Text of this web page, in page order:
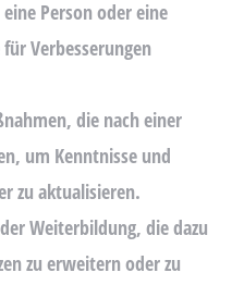
Person oder eine
Verbesserungen
die nach einer
um Kenntnisse und
zu aktualisieren.
Weiterbildung, die dazu
zu erweitern oder zu